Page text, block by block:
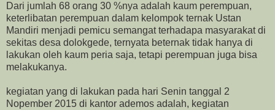
Dari jumlah 68 orang 30 %nya adalah kaum perempuan,
keterlibatan perempuan dalam kelompok ternak Ustan
Mandiri menjadi pemicu semangat terhadapa masyarakat di
sekitas desa dolokgede, ternyata beternak tidak hanya di
lakukan oleh kaum peria saja, tetapi perempuan juga bisa
melakukanya.
kegiatan yang di lakukan pada hari Senin tanggal 2
Nopember 2015 di kantor ademos adalah, kegiatan